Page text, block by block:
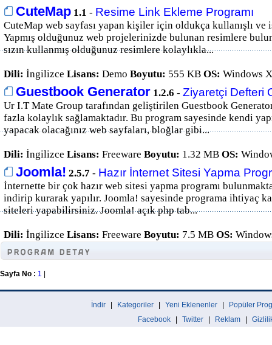
CuteMap 1.1 - Resime Link Ekleme Programı
CuteMap web sayfası yapan kişiler için oldukça kullanışlı ve
Yapmış olduğunuz web projelerinizde bulunan resimlere
sızın kullanmış olduğunuz resimlere kolaylıkla...
Dili: İngilizce Lisans: Demo Boyutu: 555 KB OS: Windows
Guestbook Generator 1.2.6 - Ziyaretçi Defteri
Ur I.T Mate Group tarafından geliştirilen Guestbook
fazla kolaylık sağlamaktadır. Bu program sayesinde kendi
yapacak olacağınız web sayfaları, bloğlar gibi...
Dili: İngilizce Lisans: Freeware Boyutu: 1.32 MB OS:
Joomla! 2.5.7 - Hazır İnternet Sitesi Yapma
İnternette bir çok hazır web sitesi yapma programı
indirip kurarak yapılır. Joomla! sayesinde programa ihtiyaç
siteleri yapabilirsiniz. Joomla! açık php tab...
Dili: İngilizce Lisans: Freeware Boyutu: 7.5 MB OS:
Sayfa No : 1
İndir Kategoriler Yeni Eklenenler
Popüler
Facebook
Twitter Reklam